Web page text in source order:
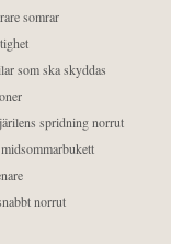
somrar
som ska skyddas
spridning norrut
norrut